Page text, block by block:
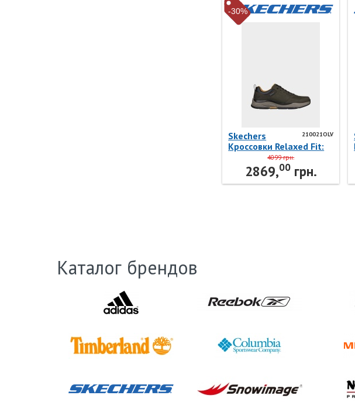
-30%
210021OLV
Skechers
Кроссовки Relaxed Fit:
Benago - Hombre
210021OLV Skechers
4099 грн.
2869,00грн.
Каталог брендов